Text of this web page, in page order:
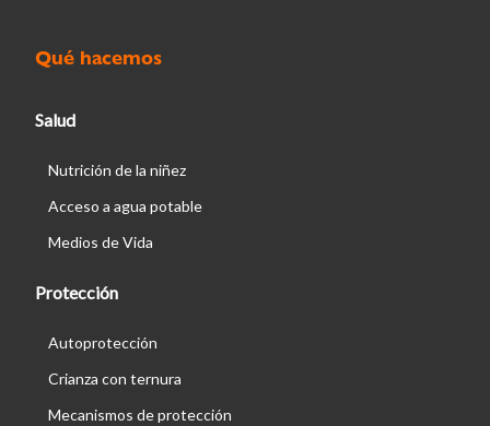
Qué hacemos
Salud
Nutrición de la niñez
Acceso a agua potable
Medios de Vida
Protección
Autoprotección
Crianza con ternura
Mecanismos de protección